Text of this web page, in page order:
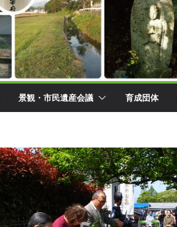
景観・市民遺産会議 育成団体